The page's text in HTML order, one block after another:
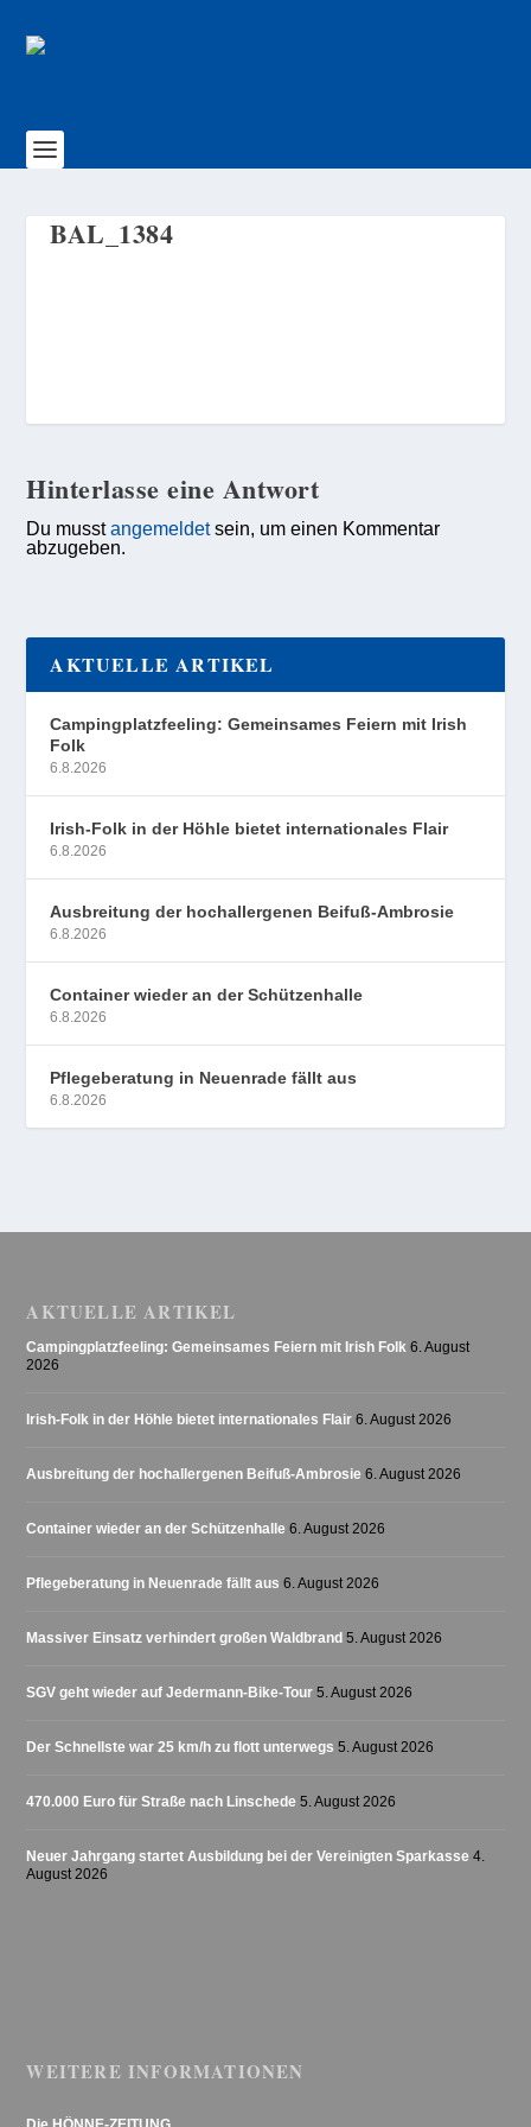
BAL_1384
Hinterlasse eine Antwort
Du musstangemeldetsein, um einen Kommentar
abzugeben.
AKTUELLE ARTIKEL
Campingplatzfeeling: Gemeinsames Feiern mit Irish
Folk
6.8.2026
Irish-Folk in der Höhle bietet internationales Flair
6.8.2026
Ausbreitung der hochallergenen Beifuß-Ambrosie
6.8.2026
Container wieder an der Schützenhalle
6.8.2026
Pflegeberatung in Neuenrade fällt aus
6.8.2026
AKTUELLE ARTIKEL
Campingplatzfeeling: Gemeinsames Feiern mit Irish Folk 6. August
2026
Irish-Folk in der Höhle bietet internationales Flair 6. August 2026
Ausbreitung der hochallergenen Beifuß-Ambrosie 6. August 2026
Container wieder an der Schützenhalle 6. August 2026
Pflegeberatung in Neuenrade fällt aus 6. August 2026
Massiver Einsatz verhindert großen Waldbrand 5. August 2026
SGV geht wieder auf Jedermann-Bike-Tour 5. August 2026
Der Schnellste war 25 km/h zu flott unterwegs 5. August 2026
470.000 Euro für Straße nach Linschede 5. August 2026
Neuer Jahrgang startet Ausbildung bei der Vereinigten Sparkasse 4.
August 2026
WEITERE INFORMATIONEN